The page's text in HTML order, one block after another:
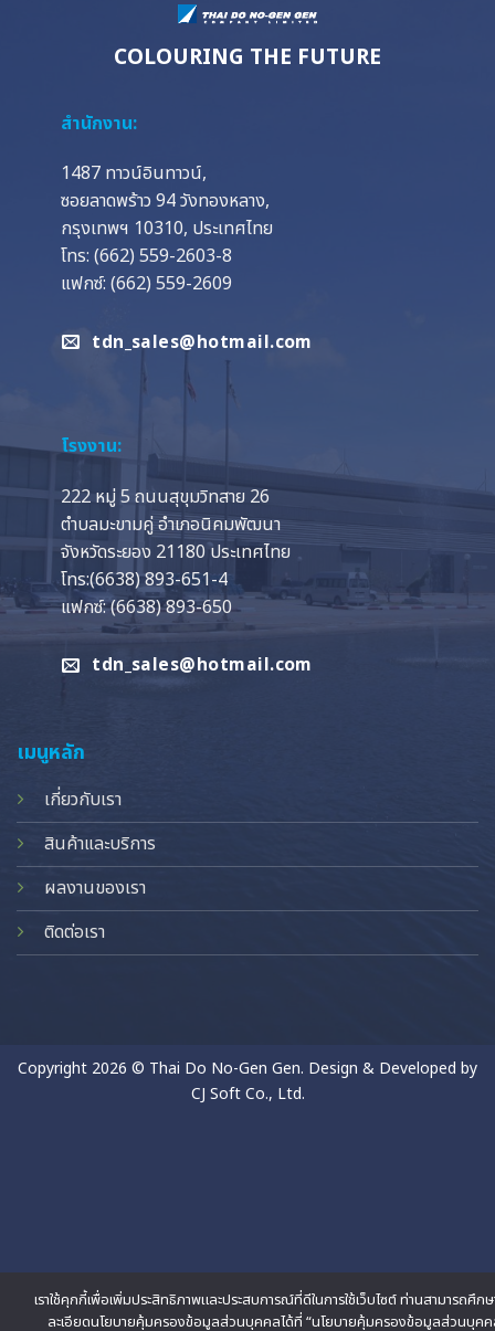
COLOURING THE FUTURE
สำนักงาน:
1487 ทาวน์อินทาวน์,
ซอยลาดพร้าว 94 วังทองหลาง,
กรุงเทพฯ 10310, ประเทศไทย
โทร: (662) 559-2603-8
แฟกซ์: (662) 559-2609
tdn_sales@hotmail.com
โรงงาน:
222 หมู่ 5 ถนนสุขุมวิทสาย 26
ตำบลมะขามคู่ อำเภอนิคมพัฒนา
จังหวัดระยอง 21180 ประเทศไทย
โทร:(6638) 893-651-4
แฟกซ์: (6638) 893-650
tdn_sales@hotmail.com
เมนูหลัก
เกี่ยวกับเรา
สินค้าและบริการ
ผลงานของเรา
ติดต่อเรา
Copyright 2026 © Thai Do No-Gen Gen. Design & Developed by
CJ Soft Co., Ltd.
เราใช้คุกกี้เพื่อเพิ่มประสิทธิภาพและประสบการณ์ที่ดีในการใช้เว็บไซต์ ท่านสามารถศึกษ
ละเอียดนโยบายคุ้มครองข้อมูลส่วนบุคคลได้ที่ “นโยบายคุ้มครองข้อมูลส่วนบุคค